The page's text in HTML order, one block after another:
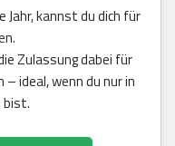
Jahr, kannst du dich für
Zulassung dabei für
ideal, wenn du nur in
bist.